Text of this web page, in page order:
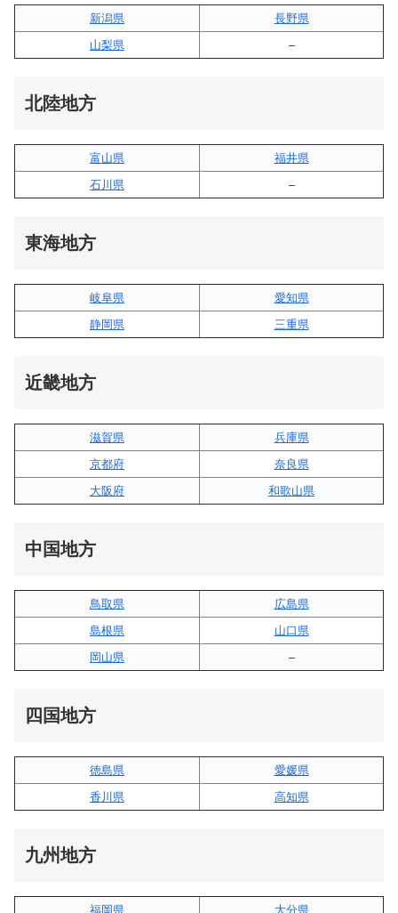
新潟県
長野県
山梨県
–
北陸地方
富山県
福井県
石川県
–
東海地方
岐阜県
愛知県
静岡県
三重県
近畿地方
滋賀県
兵庫県
京都府
奈良県
大阪府
和歌山県
中国地方
鳥取県
広島県
島根県
山口県
岡山県
–
四国地方
徳島県
愛媛県
香川県
高知県
九州地方
福岡県 大分県